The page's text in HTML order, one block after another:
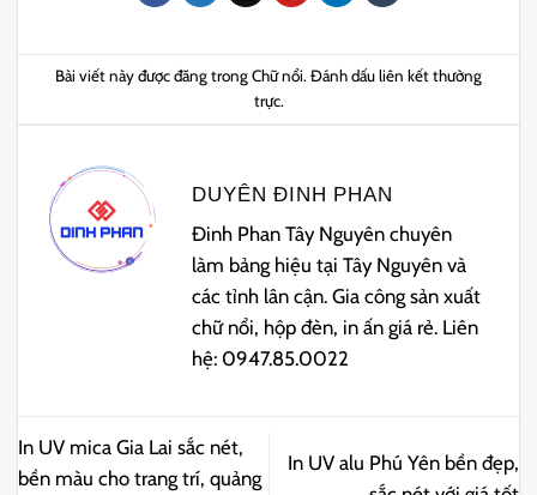
Bài viết này được đăng trongChữ nổi. Đánh dấuliên kết thường
trực.
DUYÊN ĐINH PHAN
Đinh Phan Tây Nguyên chuyên
làm bảng hiệu tại Tây Nguyên và
các tỉnh lân cận. Gia công sản xuất
chữ nổi, hộp đèn, in ấn giá rẻ. Liên
hệ: 0947.85.0022
In UV mica Gia Lai sắc nét,
bền màu cho trang trí, quảng
In UV alu Phú Yên bền đẹp,